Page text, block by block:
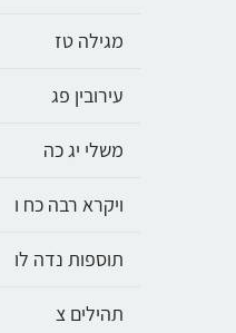
מגילה טז
עירובין פג
משלי יג כה
ויקרא רבה כח ו
תוספות נדה לו
תהילים צ